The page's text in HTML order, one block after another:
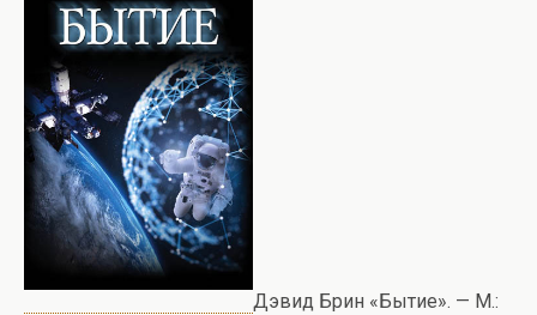
Дэвид Брин «Бытие». — М.: